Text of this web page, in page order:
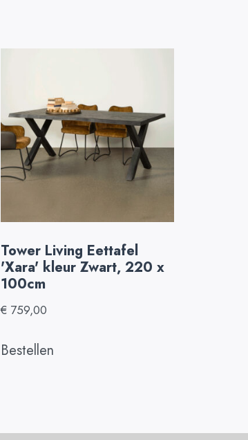
Tower Living Eettafel
'Xara' kleur Zwart, 220 x
100cm
€ 759,00
Bestellen